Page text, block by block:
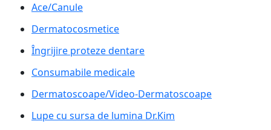
Ace/Canule
Dermatocosmetice
Îngrijire proteze dentare
Consumabile medicale
Dermatoscoape/Video-Dermatoscoape
Lupe cu sursa de lumina Dr.Kim